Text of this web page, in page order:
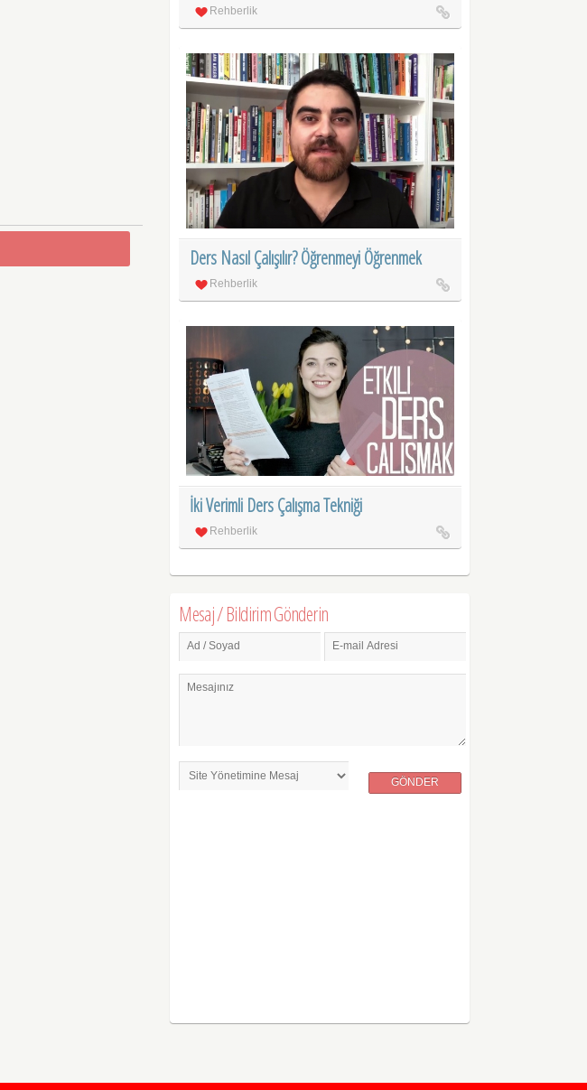
Rehberlik
Ders Nasıl Çalışılır? Öğrenmeyi Öğrenmek
Rehberlik
İki Verimli Ders Çalışma Tekniği
Rehberlik
Mesaj / Bildirim Gönderin
Ad / Soyad E-mail Adresi
Mesajınız
GÖNDER